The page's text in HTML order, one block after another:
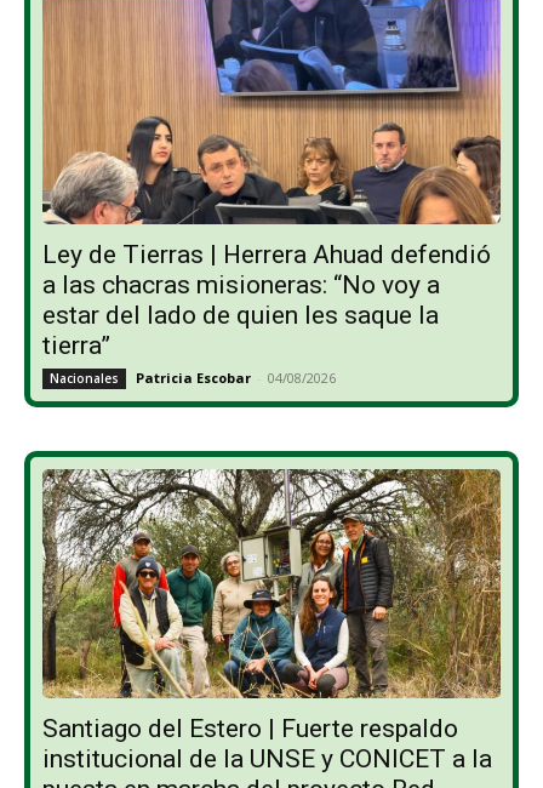
Ley de Tierras | Herrera Ahuad defendió
a las chacras misioneras: “No voy a
estar del lado de quien les saque la
tierra”
Nacionales Patricia Escobar - 04/08/2026
Santiago del Estero | Fuerte respaldo
institucional de la UNSE y CONICET a la